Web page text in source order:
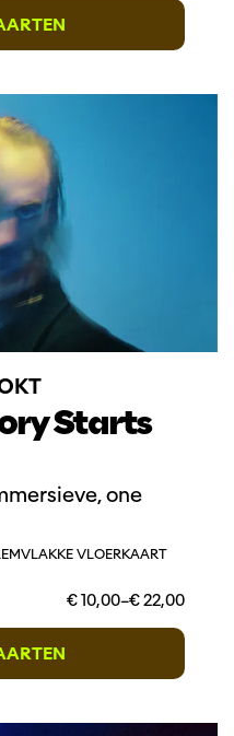
Starts
one
VLAKKE VLOERKAART
€ 10,00–€ 22,00